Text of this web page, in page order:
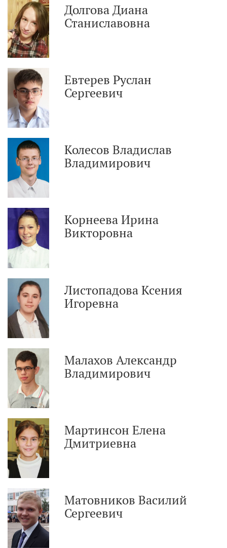
Долгова Диана
Станиславовна
Евтерев Руслан
Сергеевич
Колесов Владислав
Владимирович
Корнеева Ирина
Викторовна
Листопадова Ксения
Игоревна
Малахов Александр
Владимирович
Мартинсон Елена
Дмитриевна
Матовников Василий
Сергеевич